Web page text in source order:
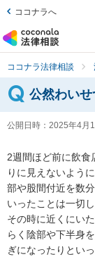
ココナラへ
ココナラ法律相談
公然わい
公開日時： 2025年4月
2週間ほど前に飲食
りに見えないよう
部や股間付近を数
いったことは一切
その時に近くにい
らく陰部や下半身
ぎになったりとい